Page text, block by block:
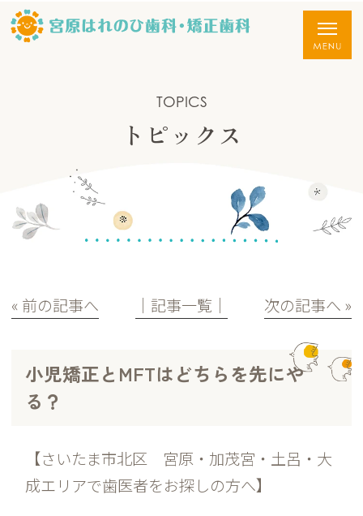
TOPICS
トピックス
« 前の記事へ │記事一覧│ 次の記事へ »
小児矯正とMFTはどちらを先にや
る？
【さいたま市北区 宮原・加茂宮・土呂・大
成エリアで歯医者をお探しの方へ】